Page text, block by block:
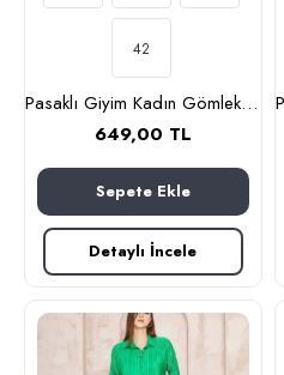
42
Pasaklı Giyim Kadın Gömlek-Şort Alt Üst Takım 3625310 Yeşil
649,00 TL
Sepete Ekle
Detaylı İncele